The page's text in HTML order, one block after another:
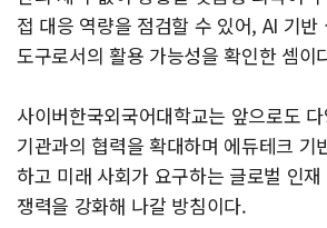
접 대응 역량을 점검할 수 있어, AI 기반
도구로서의 활용 가능성을 확인한 셈이
사이버한국외국어대학교는 앞으로도
기관과의 협력을 확대하며 에듀테크 기
하고 미래 사회가 요구하는 글로벌 인
쟁력을 강화해 나갈 방침이다.